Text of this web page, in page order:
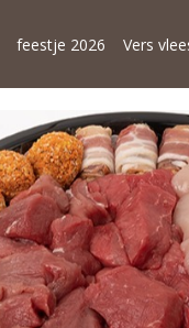
feestje 2026 Vers